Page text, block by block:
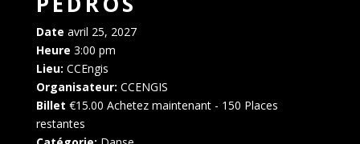
Date avril 25, 2027
Heure 3:00 pm
Lieu: CCEngis
Organisateur: CCENGIS
Billet €15.00 Achetez maintenant- 150 Places
restantes